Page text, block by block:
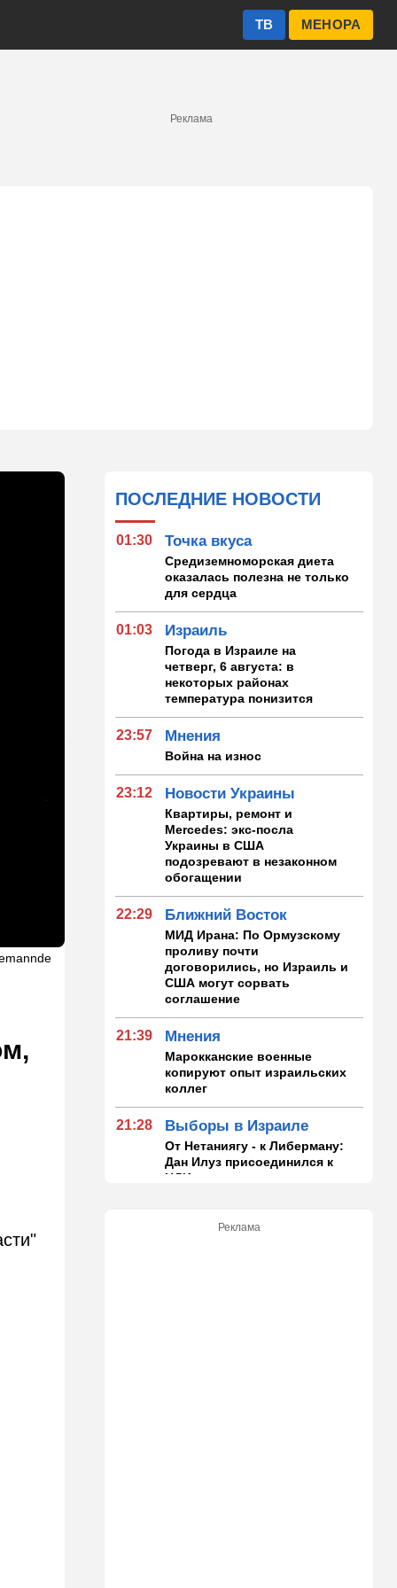
МЕНОРА
ТВ
Реклама
ПОСЛЕДНИЕ НОВОСТИ
01:30 Точка вкуса
Средиземноморская диета
оказалась полезна не только
для сердца
01:03 Израиль
Погода в Израиле на
четверг, 6 августа: в
некоторых районах
температура понизится
23:57 Мнения
Война на износ
23:12 Новости Украины
Квартиры, ремонт и
Mercedes: экс-посла
Украины в США
подозревают в незаконном
обогащении
22:29 Ближний Восток
МИД Ирана: По Ормузскому
проливу почти
договорились, но Израиль и
США могут сорвать
соглашение
21:39 Мнения
Марокканские военные
копируют опыт израильских
коллег
21:28 Выборы в Израиле
От Нетаниягу - к Либерману:
Дан Илуз присоединился к
НДИ
Грузия во тьме: столица
Реклама